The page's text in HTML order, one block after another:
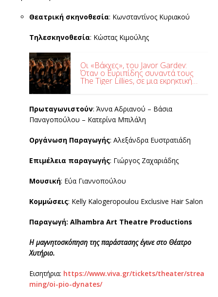
Θεατρική σκηνοθεσία: Κωνσταντίνος Κυριακού
Τηλεσκηνοθεσία: Κώστας Κιμούλης
Οι «Βάκχες», του Javor Gardev:
Όταν ο Ευριπίδης συναντά τους
The Tiger Lillies, σε μια εκρηκτική
Πρωταγωνιστούν: Άννα Αδριανού – Βάσια
Παναγοπούλου – Κατερίνα Μπιλάλη
Οργάνωση Παραγωγής: Αλεξάνδρα Ευστρατιάδη
Επιμέλεια παραγωγής: Γιώργος Ζαχαριάδης
Μουσική: Εύα Γιαννοπούλου
Κομμώσεις: Kelly Kalogeropoulou Exclusive Hair Salon
Παραγωγή: Alhambra Art Theatre Productions
Η μαγνητοσκόπηση της παράστασης έγινε στο Θέατρο
Χυτήριο.
Εισητήρια: https://www.viva.gr/tickets/theater/strea
ming/oi-pio-dynates/